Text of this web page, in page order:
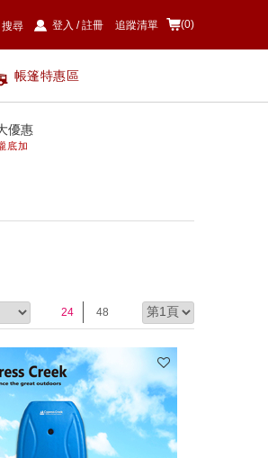
(0)
登入 / 註冊 追蹤清單
帳篷特惠區
搜尋
優惠
底加
24 48